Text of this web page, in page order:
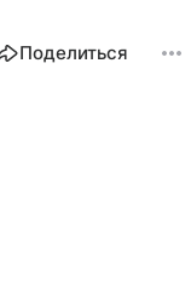
Поделиться